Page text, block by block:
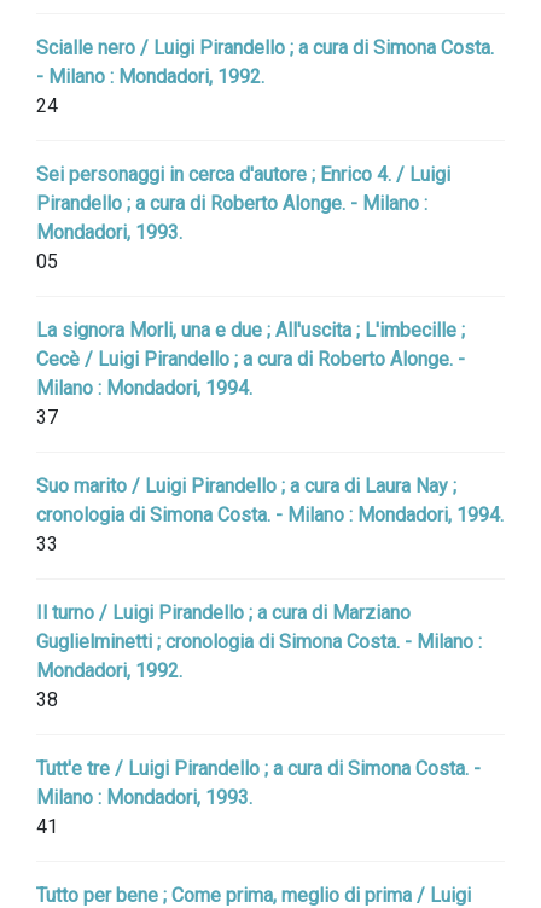
Scialle nero / Luigi Pirandello ; a cura di Simona Costa.
- Milano : Mondadori, 1992.
24
Sei personaggi in cerca d'autore ; Enrico 4. / Luigi
Pirandello ; a cura di Roberto Alonge. - Milano :
Mondadori, 1993.
05
La signora Morli, una e due ; All'uscita ; L'imbecille ;
Cecè / Luigi Pirandello ; a cura di Roberto Alonge. -
Milano : Mondadori, 1994.
37
Suo marito / Luigi Pirandello ; a cura di Laura Nay ;
cronologia di Simona Costa. - Milano : Mondadori, 1994.
33
Il turno / Luigi Pirandello ; a cura di Marziano
Guglielminetti ; cronologia di Simona Costa. - Milano :
Mondadori, 1992.
38
Tutt'e tre / Luigi Pirandello ; a cura di Simona Costa. -
Milano : Mondadori, 1993.
41
Tutto per bene ; Come prima, meglio di prima / Luigi